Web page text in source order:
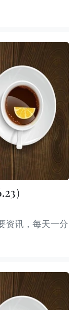
）
资讯，每天一分